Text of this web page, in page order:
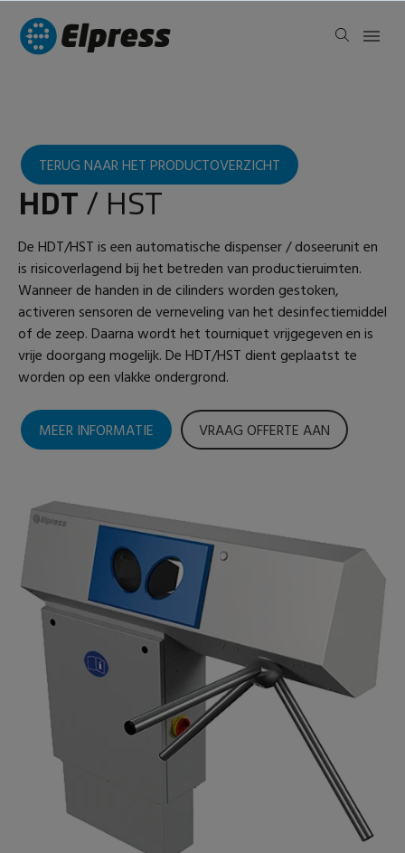
TERUG NAAR HET PRODUCTOVERZICHT
HDT/ HST
De HDT/HST is een automatische dispenser / doseerunit en
is risicoverlagend bij het betreden van productieruimten.
Wanneer de handen in de cilinders worden gestoken,
activeren sensoren de verneveling van het desinfectiemiddel
of de zeep. Daarna wordt het tourniquet vrijgegeven en is
vrije doorgang mogelijk. De HDT/HST dient geplaatst te
worden op een vlakke ondergrond.
MEER INFORMATIE VRAAG OFFERTE AAN